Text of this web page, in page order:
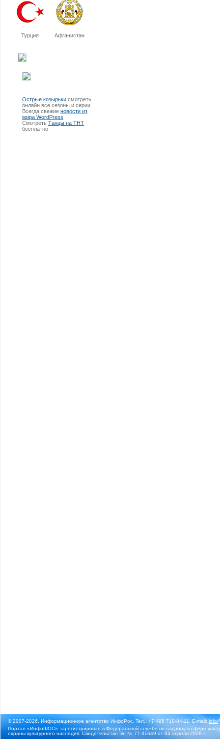
Турция Афганистан
Острые козырьки смотреть
онлайн все сезоны и серии.
Всегда свежие новости из
мира WordPress
Смотреть Танцы на ТНТ
бесплатно
© 2007-2026, Информационное агентство ИнфоРос. Тел.: +7 495 718-84-11, E-mail:
Портал «ИнфоШОС» зарегистрирован в Федеральной службе по надзору в сфере
охраны культурного наследия. Свидетельство Эл № 77-31649 от 04 апреля 2008 г.